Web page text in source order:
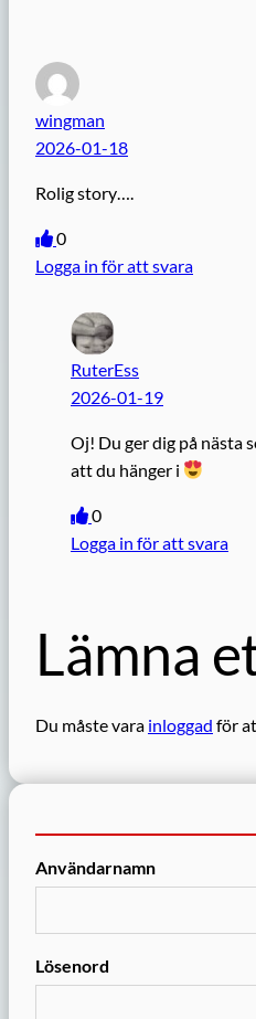
wingman
2026-01-18
Rolig story….
0
Logga in för att svara
RuterEss
2026-01-19
Oj! Du ger dig på nästa
att du hänger i
0
Logga in för att svara
Lämna
Du måste vara inloggad för
Användarnamn
Lösenord